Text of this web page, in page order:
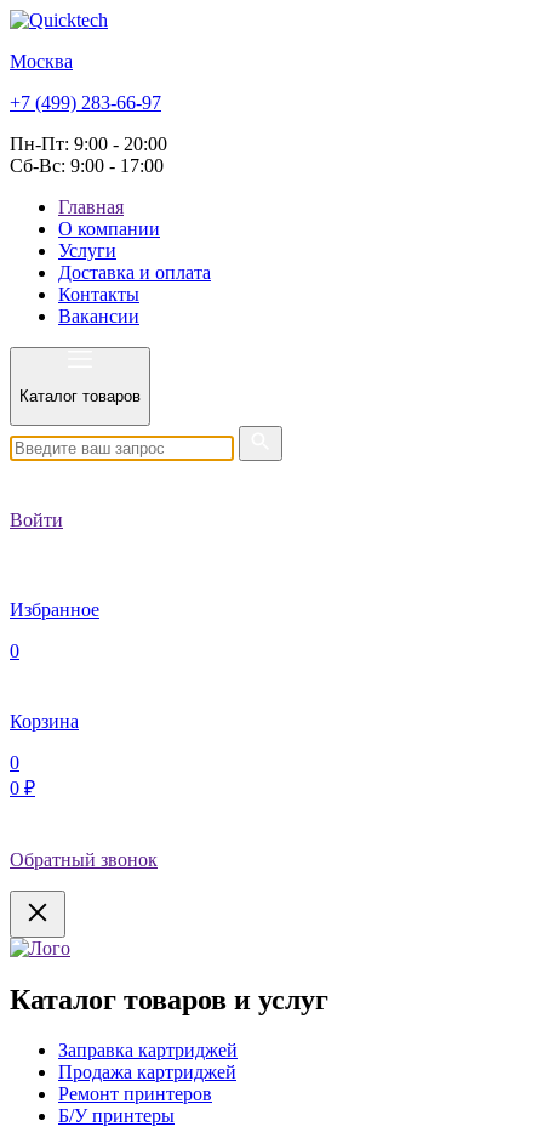
Москва
+7 (499) 283-66-97
Пн-Пт: 9:00 - 20:00
Сб-Вс: 9:00 - 17:00
Главная
О компании
Услуги
Доставка и оплата
Контакты
Вакансии
Каталог товаров
Войти
Избранное
0
Корзина
0
0 ₽
Обратный звонок
Каталог товаров и услуг
Заправка картриджей
Продажа картриджей
Ремонт принтеров
Б/У принтеры